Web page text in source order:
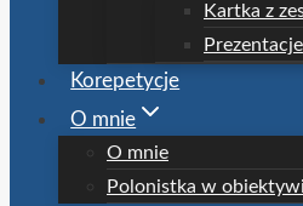
Kartka z
Prezentacje
Korepetycje
O mnie
O mnie
Polonistka w